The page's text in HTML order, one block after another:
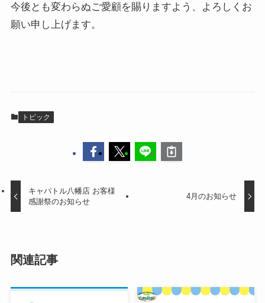
今後とも変わらぬご愛顧を賜りますよう、よろしくお
願い申し上げます。
トピック
キャパトル八幡店 お客様
感謝祭のお知らせ
4月のお知らせ
関連記事